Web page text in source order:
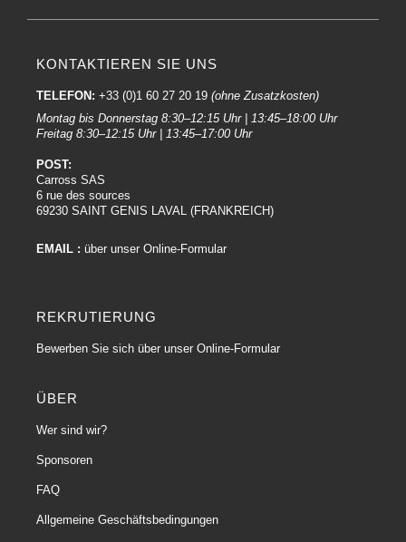
KONTAKTIEREN SIE UNS
TELEFON: +33 (0)1 60 27 20 19 (ohne Zusatzkosten)
Montag bis Donnerstag 8:30–12:15 Uhr | 13:45–18:00 Uhr
Freitag 8:30–12:15 Uhr | 13:45–17:00 Uhr
POST:
Carross SAS
6 rue des sources
69230 SAINT GENIS LAVAL (FRANKREICH)
EMAIL : über unser Online-Formular
REKRUTIERUNG
Bewerben Sie sich über unser Online-Formular
ÜBER
Wer sind wir?
Sponsoren
FAQ
Allgemeine Geschäftsbedingungen